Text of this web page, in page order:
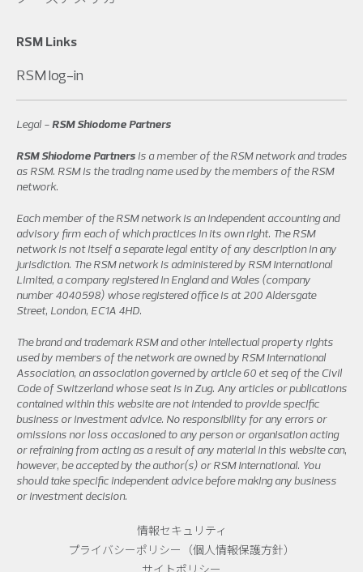
RSM Links
RSM log-in
Legal -RSM Shiodome Partners
RSM Shiodome Partners is a member of the RSM network and trades
as RSM. RSM is the trading name used by the members of the RSM
network.
Each member of the RSM network is an independent accounting and
advisory firm each of which practices in its own right. The RSM
network is not itself a separate legal entity of any description in any
jurisdiction. The RSM network is administered by RSM International
Limited, a company registered in England and Wales (company
number 4040598) whose registered office is at 200 Aldersgate
Street, London, EC1A 4HD.
The brand and trademark RSM and other intellectual property rights
used by members of the network are owned by RSM International
Association, an association governed by article 60 et seq of the Civil
Code of Switzerland whose seat is in Zug. Any articles or publications
contained within this website are not intended to provide specific
business or investment advice. No responsibility for any errors or
omissions nor loss occasioned to any person or organisation acting
or refraining from acting as a result of any material in this website can,
however, be accepted by the author(s) or RSM International. You
should take specific independent advice before making any business
or investment decision.
情報セキュリティ
プライバシーポリシー（個人情報保護方針）